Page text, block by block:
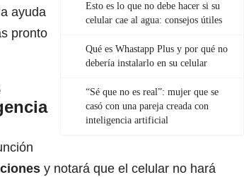
Esto es lo que no debe hacer si su
celular cae al agua: consejos útiles
Qué es Whastapp Plus y por qué no
debería instalarlo en su celular
“Sé que no es real”: mujer que se
casó con una pareja creada con
inteligencia artificial
ayuda
pronto
y notará que el celular no hará